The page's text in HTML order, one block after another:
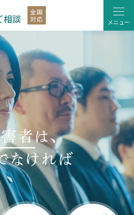
相談
全国
対応
メニュー